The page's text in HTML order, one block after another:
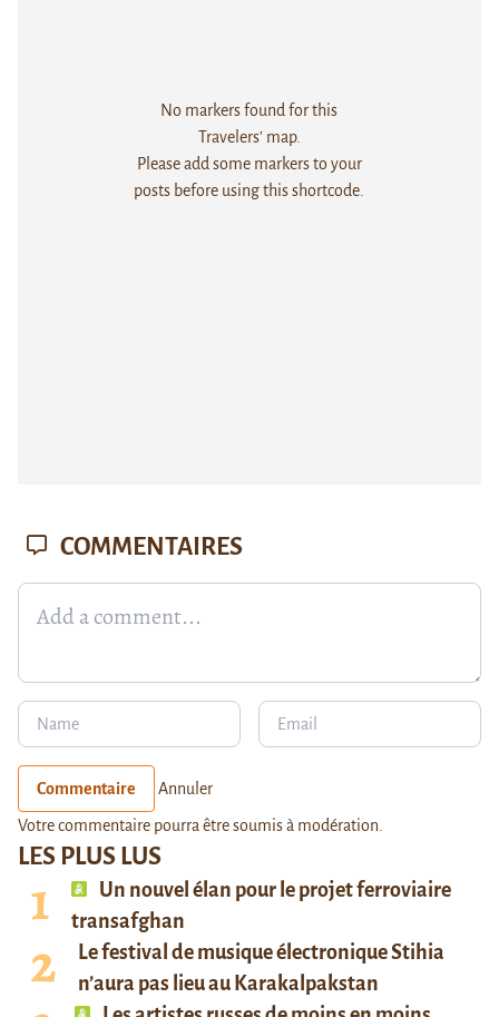
No markers found for this
Travelers' map.
Please add some markers to your
posts before using this shortcode.
LES PLUS LUS
Un nouvel élan pour le projet ferroviaire
transafghan
Le festival de musique électronique Stihia
n’aura pas lieu au Karakalpakstan
COMMENTAIRES
Commentaire Annuler
Votre commentaire pourra être soumis à modération.